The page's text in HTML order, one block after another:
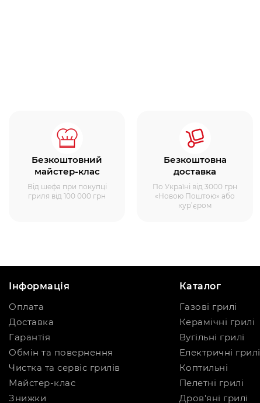
Безкоштовний
майстер-клас
Від шефа при покупці
гриля від 100 000 грн
Безкоштовна
доставка
По Україні від 3000 грн
«Новою Поштою» або
кур’єром
Інформація
Оплата
Доставка
Гарантія
Обмін та повернення
Чистка та сервіс грилів
Майстер-клас
Знижки
Каталог
Газові грилі
Керамічні грилі
Вугільні грилі
Електричні грилі
Коптильні
Пелетні грилі
Дров'яні грилі